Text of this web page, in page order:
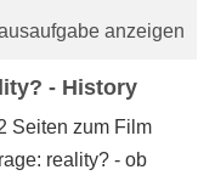
anzeigen
- History
Seiten zum Film
reality? - ob